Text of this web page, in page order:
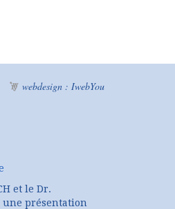
webdesign : IwebYou
et le Dr.
présentation